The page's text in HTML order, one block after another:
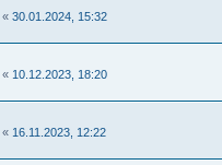
« 30.01.2024, 15:32
« 10.12.2023, 18:20
« 16.11.2023, 12:22